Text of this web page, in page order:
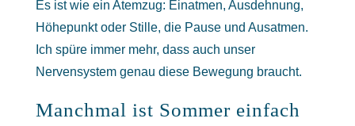
Es ist wie ein Atemzug: Einatmen, Ausdehnung,
Höhepunkt oder Stille, die Pause und Ausatmen.
Ich spüre immer mehr, dass auch unser
Nervensystem genau diese Bewegung braucht.
Manchmal ist Sommer einfach